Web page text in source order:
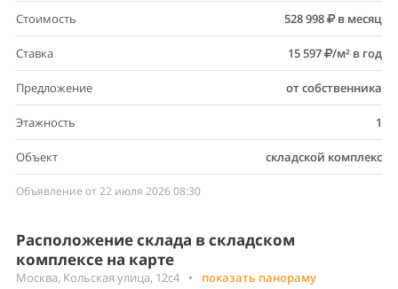
Стоимость 528 998 в месяц
Ставка 15 597 /м² в год
Предложение от собственника
Этажность 1
Объект складской комплекс
Объявление от 22 июля 2026 08:30
Расположение склада в складском
комплексе на карте
Москва, Кольская улица, 12с4 • показать панораму